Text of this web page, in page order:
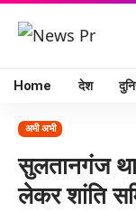
Home देश
अभी अभी
सुलतानगंज
लेकर शांति